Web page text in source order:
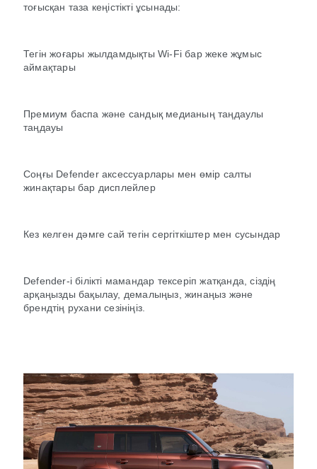
тоғысқан таза кеңістікті ұсынады:
Тегін жоғары жылдамдықты Wi-Fi бар жеке жұмыс
аймақтары
Премиум баспа және сандық медианың таңдаулы
таңдауы
Соңғы Defender аксессуарлары мен өмір салты
жинақтары бар дисплейлер
Кез келген дәмге сай тегін сергіткіштер мен сусындар
Defender-і білікті мамандар тексеріп жатқанда, сіздің
арқаңызды бақылау, демалыңыз, жинаңыз және
брендтің рухани сезініңіз.